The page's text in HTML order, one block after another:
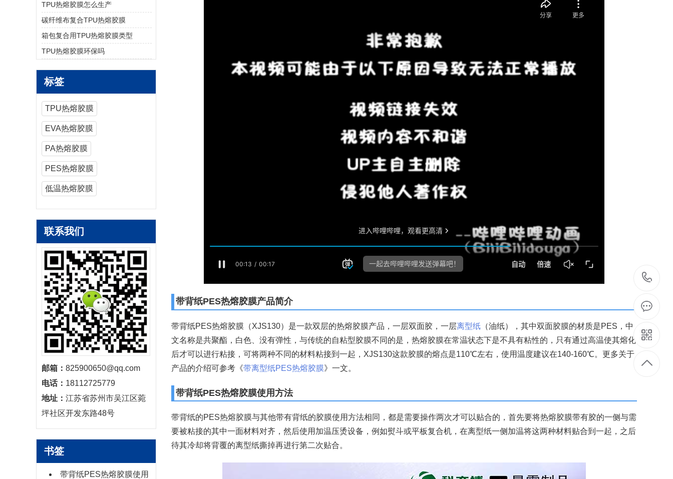
TPU热熔胶膜怎么生产
碳纤维布复合TPU热熔胶膜
箱包复合用TPU热熔胶膜类型
TPU热熔胶膜环保吗
标签
TPU热熔胶膜
EVA热熔胶膜
PA热熔胶膜
PES热熔胶膜
低温热熔胶膜
联系我们
邮箱： 825900650@qq.com
电话： 18112725779
地址： 江苏省苏州市吴江区菀
坪社区开发东路48号
书签
带背纸PES热熔胶膜使用
带背纸PES热熔胶膜产品简介
带背纸PES热熔胶膜（XJS130）是一款双层的热熔胶膜产品，一层双面胶，一层离型纸 （油纸），其中双面胶膜的材质是PES，中
文名称是共聚酯，白色、没有弹性，与传统的自粘型胶膜不同的是，热熔胶膜在常温状态下是不具有粘性的，只有通过高温使其熔化
后才可以进行粘接，可将两种不同的材料粘接到一起，XJS130这款胶膜的熔点是110℃左右，使用温度建议在140-160℃。更多关于
产品的介绍可参考《带离型纸PES热熔胶膜》一文。
带背纸PES热熔胶膜使用方法
带背纸的PES热熔胶膜与其他带有背纸的胶膜使用方法相同，都是需要操作两次才可以贴合的，首先要将热熔胶膜带有胶的一侧与需
要被粘接的其中一面材料对齐，然后使用加温压烫设备，例如熨斗或平板复合机，在离型纸一侧加温将这两种材料贴合到一起，之后
待其冷却将背覆的离型纸撕掉再进行第二次贴合。